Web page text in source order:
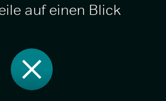
auf einen Blick